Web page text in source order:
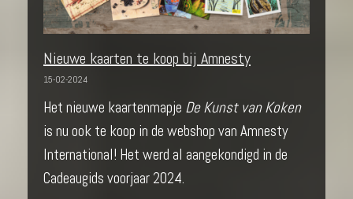
Nieuwe kaarten te koop bij Amnesty
15-02-2024
Het nieuwe kaartenmapje De Kunst van Koken
is nu ook te koop in de webshop van Amnesty
International! Het werd al aangekondigd in de
Cadeaugids voorjaar 2024.